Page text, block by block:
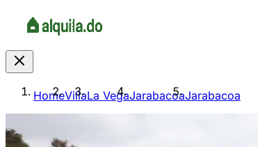
HomeVillaLa VegaJarabacoaJarabacoa